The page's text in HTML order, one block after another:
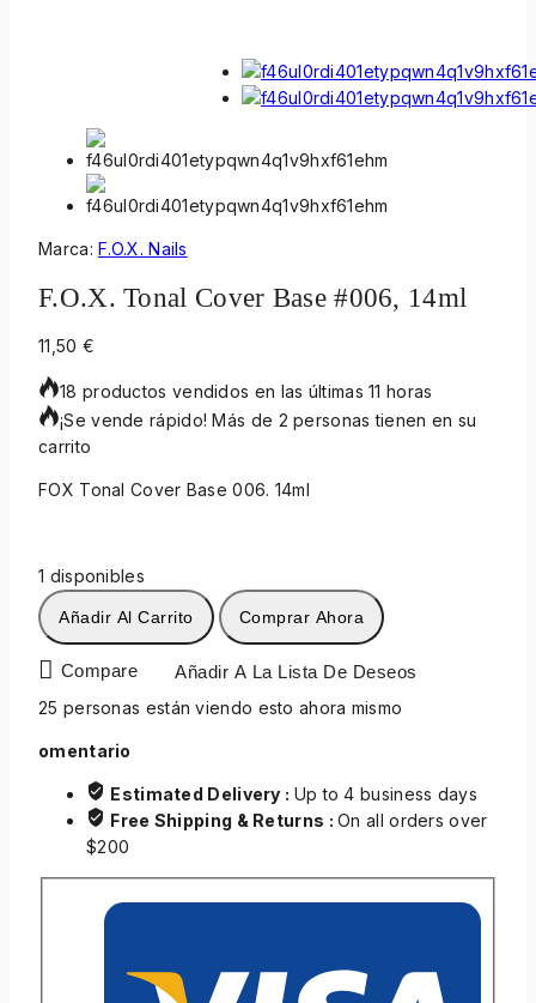
Marca:F.O.X. Nails
F.O.X. Tonal Cover Base #006, 14ml
11,50 €
18 productos vendidos en las últimas 11 horas
¡Se vende rápido! Más de 2 personas tienen en su
carrito
FOX Tonal Cover Base 006. 14ml
1 disponibles
Añadir Al Carrito Comprar Ahora
Compare
Añadir A La Lista De Deseos
25 personas están viendo esto ahora mismo
omentario
Estimated Delivery : Up to 4 business days
Free Shipping & Returns :On all orders over
$200